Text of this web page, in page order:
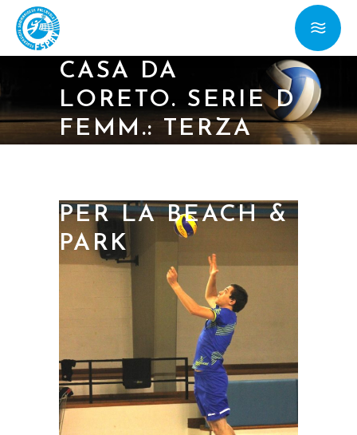
CASA DA
LORETO. SERIE D
FEMM.: TERZA
PER LA BEACH &
PARK